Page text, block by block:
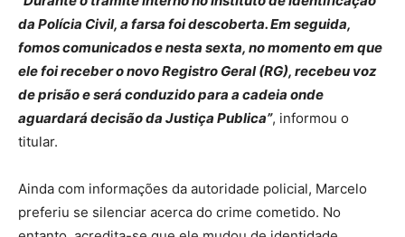
da Polícia Civil, a farsa foi descoberta. Em seguida,
fomos comunicados e nesta sexta, no momento em que
ele foi receber o novo Registro Geral (RG), recebeu voz
de prisão e será conduzido para a cadeia onde
aguardará decisão da Justiça Publica”, informou o
titular.
Ainda com informações da autoridade policial, Marcelo
preferiu se silenciar acerca do crime cometido. No